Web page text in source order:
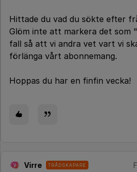
Hittade du vad du sökte efter
Glöm inte att markera det som
fall så att vi andra vet vart vi
förlänga vårt abonnemang.
Hoppas du har en finfin vecka!
V Virre TRÅDSKAPARE